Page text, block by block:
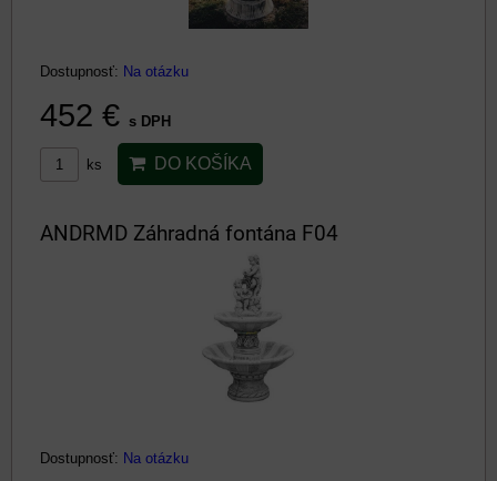
Dostupnosť: Na otázku
452 € s DPH
ks DO KOŠÍKA
ANDRMD Záhradná fontána F04
Dostupnosť: Na otázku